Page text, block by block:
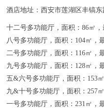
酒店地址：西安市莲湖区丰镐东
十二号多功能厅，面积：86㎡
八号多功能厅，面积：104㎡，
二号多功能厅，面积：116㎡，
九号多功能厅，面积：128㎡，
五&六号多功能厅，面积：153
九&十号多功能厅，面积：257
一号多功能厅，面积：231㎡，